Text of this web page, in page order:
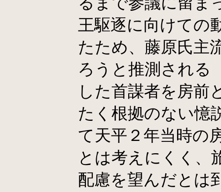
王駆逐に向けての
たため、藤原氏主
ろうと推測される
した首謀者を房前
たく根拠のない憶
て天平２年当時の
とは考えにくく、
配慮を望んだとは